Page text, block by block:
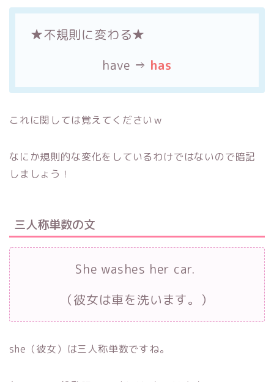
★不規則に変わる★
have ⇒ has
これに関しては覚えてくださいｗ
なにか規則的な変化をしているわけではないので暗記
しましょう！
三人称単数の文
She washes her car.
（彼女は車を洗います。）
she（彼女）は三人称単数ですね。